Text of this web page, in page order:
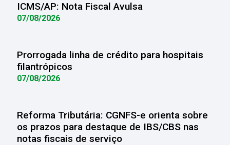
ICMS/AP: Nota Fiscal Avulsa
07/08/2026
Prorrogada linha de crédito para hospitais
filantrópicos
07/08/2026
Reforma Tributária: CGNFS-e orienta sobre
os prazos para destaque de IBS/CBS nas
notas fiscais de serviço